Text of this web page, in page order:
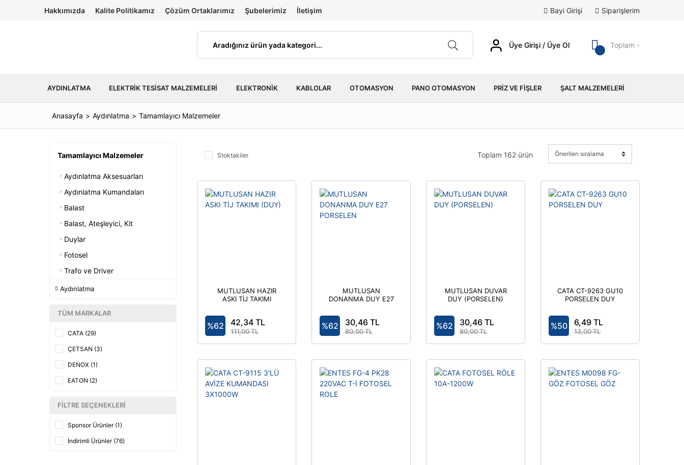
Hakkımızda Kalite Politikamız Çözüm Ortaklarımız Şubelerimiz İletişim Bayi Girişi Siparişlerim
Üye Girişi / Üye Ol Toplam -
AYDINLATMA ELEKTRIK TESISAT MALZEMELERI ELEKTRONIK KABLOLAR OTOMASYON PANO OTOMASYON PRIZ VE FIŞLER ŞALT MALZEMELERI
Anasayfa Aydınlatma Tamamlayıcı Malzemeler
Tamamlayıcı Malzemeler
Aydınlatma Aksesuarları
Aydınlatma Kumandaları
Balast
Balast, Ateşleyici, Kit
Duylar
Fotosel
Trafo ve Driver
Aydınlatma
TÜM MARKALAR
CATA (29)
ÇETSAN (3)
DENOX (1)
EATON (2)
ERAPLAST (2)
FUJİ LED (1)
FILTRE SEÇENEKLERI
Sponsor Ürünler (1)
İndirimli Ürünler (76)
Stoktakiler Toplam 162 ürün
MUTLUSAN HAZIR
ASKI TİJ TAKIMI
%62 42,34 TL
111,00 TL
MUTLUSAN
DONANMA DUY E27
%62 30,46 TL
80,00 TL
MUTLUSAN DUVAR
DUY (PORSELEN)
%62 30,46 TL
80,00 TL
CATA CT-9263 GU10
PORSELEN DUY
%50 6,49 TL
13,00 TL